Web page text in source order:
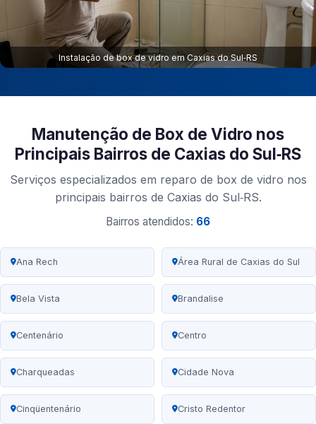
Instalação de box de vidro em Caxias do Sul‑RS
Manutenção de Box de Vidro nos
Principais Bairros de Caxias do Sul‑RS
Serviços especializados em reparo de box de vidro nos
principais bairros de Caxias do Sul‑RS.
Bairros atendidos: 66
Ana Rech Área Rural de Caxias do Sul
Bela Vista Brandalise
Centenário Centro
Charqueadas Cidade Nova
Cinqüentenário Cristo Redentor